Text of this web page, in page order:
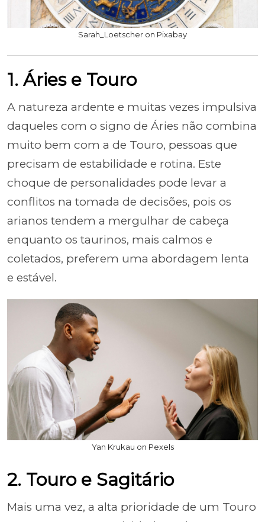
Sarah_Loetscher on Pixabay
1. Áries e Touro
A natureza ardente e muitas vezes impulsiva
daqueles com o signo de Áries não combina
muito bem com a de Touro, pessoas que
precisam de estabilidade e rotina. Este
choque de personalidades pode levar a
conflitos na tomada de decisões, pois os
arianos tendem a mergulhar de cabeça
enquanto os taurinos, mais calmos e
coletados, preferem uma abordagem lenta
e estável.
Yan Krukau on Pexels
2. Touro e Sagitário
Mais uma vez, a alta prioridade de um Touro